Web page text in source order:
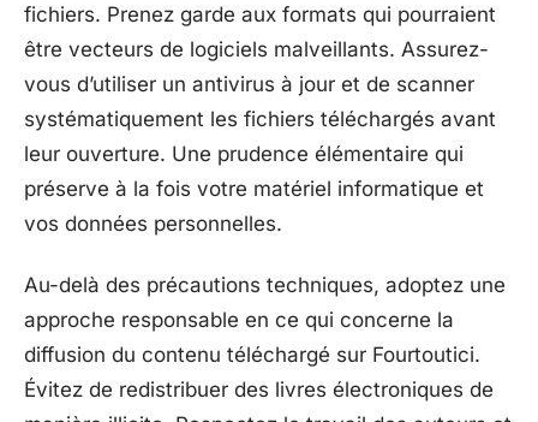
fichiers. Prenez garde aux formats qui pourraient
être vecteurs de logiciels malveillants. Assurez-
vous d’utiliser un antivirus à jour et de scanner
systématiquement les fichiers téléchargés avant
leur ouverture. Une prudence élémentaire qui
préserve à la fois votre matériel informatique et
vos données personnelles.
Au-delà des précautions techniques, adoptez une
approche responsable en ce qui concerne la
diffusion du contenu téléchargé sur Fourtoutici.
Évitez de redistribuer des livres électroniques de